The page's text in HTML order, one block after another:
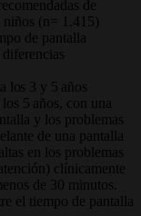
de
niños (n= 1.415)
de pantalla
los 3 y 5 años
5 años, con una
y los problemas
de una pantalla
en los problemas
clínicamente
de 30 minutos.
el tiempo de pantalla